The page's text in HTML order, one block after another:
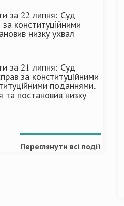
за 22 липня: Суд
конституційними
низку ухвал
за 21 липня: Суд
за конституційними
поданнями,
та постановив низку
Переглянути всі події